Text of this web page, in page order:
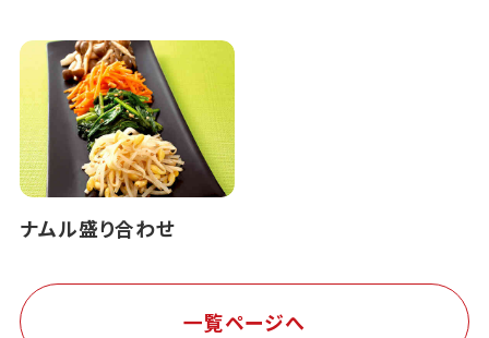
ナムル盛り合わせ
一覧ページへ